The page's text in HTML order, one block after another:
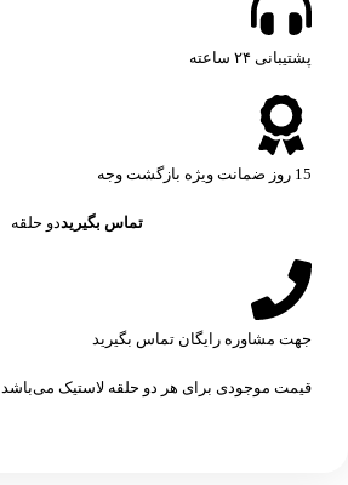
پشتیبانی ۲۴ ساعته​
15 روز ضمانت ویژه بازگشت وجه
تماس بگیریددو حلقه
جهت مشاوره رایگان تماس بگیرید
قیمت موجودی برای هر دو حلقه لاستیک می‌باشد